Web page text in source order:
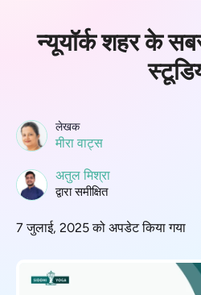
न्यूयॉर्क शहर के
लेखक
मीरा वाट्स
अतुल मिश्रा
द्वारा समीक्षित
7 जुलाई, 2025 को अपडेट किया गया